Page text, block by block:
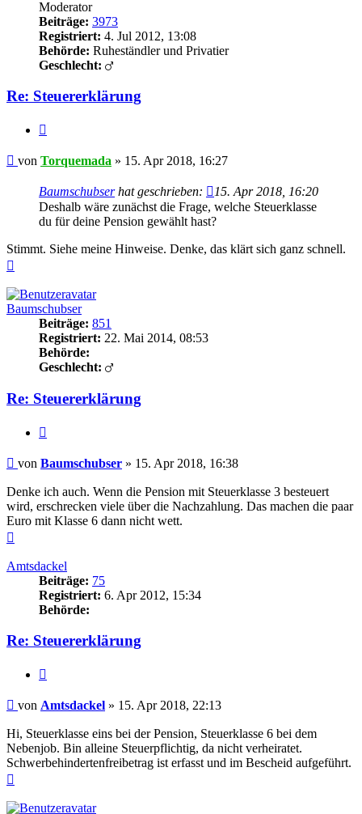
Moderator
Beiträge: 3973
Registriert: 4. Jul 2012, 13:08
Behörde: Ruheständler und Privatier
Geschlecht:
Re: Steuererklärung
Beitrag
von Torquemada » 15. Apr 2018, 16:27
Baumschubserhat geschrieben:
15. Apr 2018, 16:20
Deshalb wäre zunächst die Frage, welche Steuerklasse
du für deine Pension gewählt hast?
Stimmt. Siehe meine Hinweise. Denke, das klärt sich ganz schnell.
Baumschubser
Beiträge: 851
Registriert: 22. Mai 2014, 08:53
Behörde:
Geschlecht:
Re: Steuererklärung
Beitrag
von Baumschubser » 15. Apr 2018, 16:38
Denke ich auch. Wenn die Pension mit Steuerklasse 3 besteuert
wird, erschrecken viele über die Nachzahlung. Das machen die paar
Euro mit Klasse 6 dann nicht wett.
Amtsdackel
Beiträge: 75
Registriert: 6. Apr 2012, 15:34
Behörde:
Re: Steuererklärung
Beitrag
von Amtsdackel » 15. Apr 2018, 22:13
Hi, Steuerklasse eins bei der Pension, Steuerklasse 6 bei dem
Nebenjob. Bin alleine Steuerpflichtig, da nicht verheiratet.
Schwerbehindertenfreibetrag ist erfasst und im Bescheid aufgeführt.